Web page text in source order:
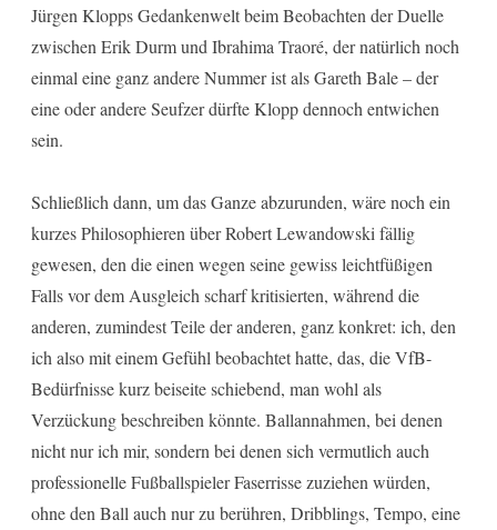
Jürgen Klopps Gedankenwelt beim Beobachten der Duelle
zwischen Erik Durm und Ibrahima Traoré, der natürlich noch
einmal eine ganz andere Nummer ist als Gareth Bale – der
eine oder andere Seufzer dürfte Klopp dennoch entwichen
sein.
Schließlich dann, um das Ganze abzurunden, wäre noch ein
kurzes Philosophieren über Robert Lewandowski fällig
gewesen, den die einen wegen seine gewiss leichtfüßigen
Falls vor dem Ausgleich scharf kritisierten, während die
anderen, zumindest Teile der anderen, ganz konkret: ich, den
ich also mit einem Gefühl beobachtet hatte, das, die VfB-
Bedürfnisse kurz beiseite schiebend, man wohl als
Verzückung beschreiben könnte. Ballannahmen, bei denen
nicht nur ich mir, sondern bei denen sich vermutlich auch
professionelle Fußballspieler Faserrisse zuziehen würden,
ohne den Ball auch nur zu berühren, Dribblings, Tempo, eine